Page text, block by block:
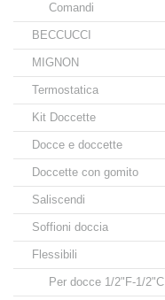
Comandi
BECCUCCI
MIGNON
Termostatica
Kit Doccette
Docce e doccette
Doccette con gomito
Saliscendi
Soffioni doccia
Flessibili
Per docce 1/2"F-1/2"C